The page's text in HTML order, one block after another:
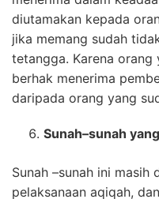
diutamakan kepada
jika memang sudah
tetangga. Karena orang
berhak menerima
daripada orang yang
Sunah–sunah
Sunah –sunah ini masih
pelaksanaan aqiqah,